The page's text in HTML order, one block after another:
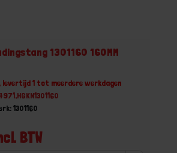
1301160 160MM
levertijd 1 tot meerdere werkdagen
1301160
BTW